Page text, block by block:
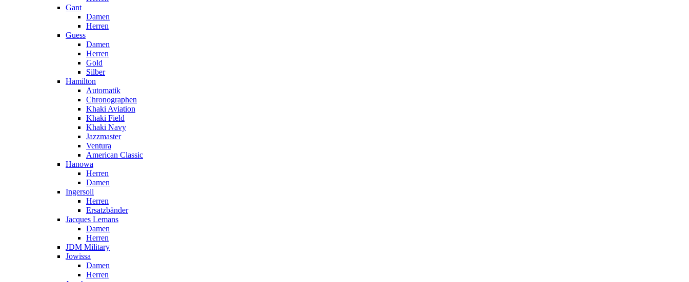
Gant
Damen
Herren
Guess
Damen
Herren
Gold
Silber
Hamilton
Automatik
Chronographen
Khaki Aviation
Khaki Field
Khaki Navy
Jazzmaster
Ventura
American Classic
Hanowa
Herren
Damen
Ingersoll
Herren
Ersatzbänder
Jacques Lemans
Damen
Herren
JDM Military
Jowissa
Damen
Herren